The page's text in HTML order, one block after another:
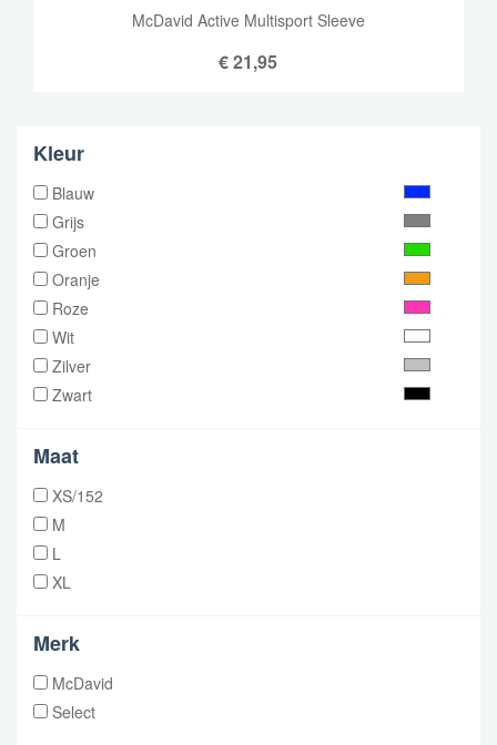
McDavid Active Multisport Sleeve
€21,95
Kleur
Blauw
Grijs
Groen
Oranje
Roze
Wit
Zilver
Zwart
Maat
XS/152
M
L
XL
Merk
McDavid
Select